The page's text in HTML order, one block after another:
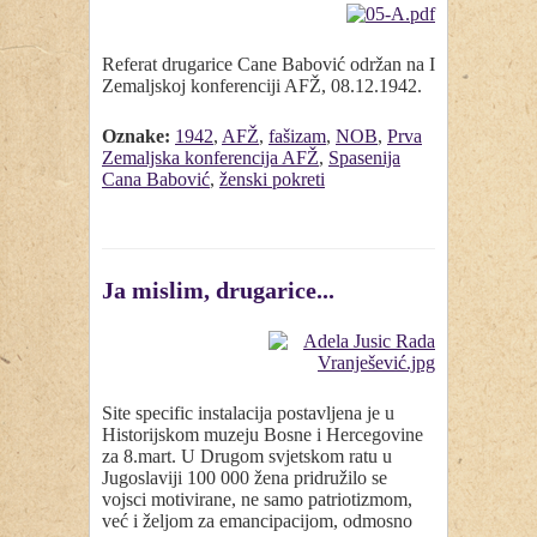
Referat drugarice Cane Babović održan na I
Zemaljskoj konferenciji AFŽ, 08.12.1942.
Oznake: 1942, AFŽ, fašizam, NOB, Prva
Zemaljska konferencija AFŽ, Spasenija
Cana Babović, ženski pokreti
Ja mislim, drugarice...
Site specific instalacija postavljena je u
Historijskom muzeju Bosne i Hercegovine
za 8.mart. U Drugom svjetskom ratu u
Jugoslaviji 100 000 žena pridružilo se
vojsci motivirane, ne samo patriotizmom,
već i željom za emancipacijom, odmosno